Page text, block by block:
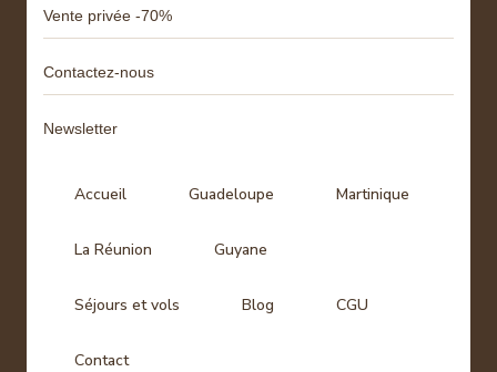
Vente privée -70%
Contactez-nous
Newsletter
Accueil Guadeloupe Martinique
La Réunion Guyane
Séjours et vols Blog CGU
Contact